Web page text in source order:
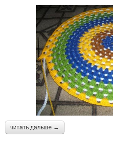
читать дальше →